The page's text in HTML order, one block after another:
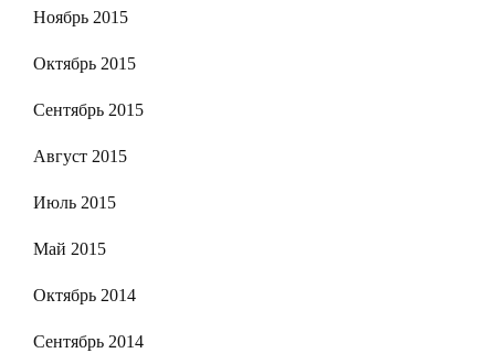
Ноябрь 2015
Октябрь 2015
Сентябрь 2015
Август 2015
Июль 2015
Май 2015
Октябрь 2014
Сентябрь 2014